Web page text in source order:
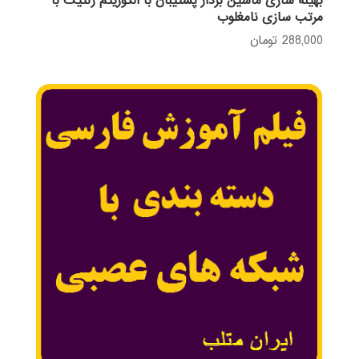
مرتب سازی نامغلوب
288,000 تومان